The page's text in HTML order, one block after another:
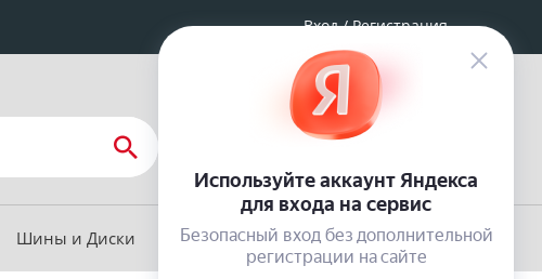
Вход/Регистрация
0
КОРЗИНА
Шины и Диски Запчасти для ТО Сертификаты